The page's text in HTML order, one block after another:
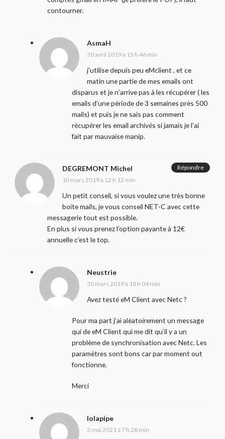
contourner.
AsmaH
30 avril 2019 à 15 h 46 min
j’utilise depuis peu eMclient , et ce
matin une partie de mes emails ont
disparus et je n’arrive pas à les récupérer ( les
emails d’une période de 3 semaines près 500
mails) et puis je ne sais pas comment
récupérer les email archivés si jamais je l’ai
fait par mauvaise manip.
DEGREMONT Michel
10 mars 2019 à 12 h 12 min
Un petit conseil, si vous voulez une très bonne
boite mails, je vous conseil NET-C avec cette
messagerie tout est possible.
En plus si vous prenez l’option payante à 12€
annuelle c’est le top.
Répondre
Neustrie
30 mars 2019 à 18 h 04 min
Avez testé eM Client avec Netc ?
Pour ma part j’ai aléatoirement un message
qui de eM Client qui me dit qu’il y a un
problème de synchronisation avec Netc. Les
paramètres sont bons car par moment out
fonctionne.
Merci
lolapipe
2 mai 2021 à 7 h 28 min